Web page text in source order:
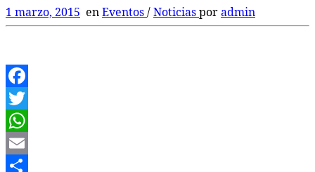
1 marzo, 2015 enEventos/Noticiasporadmin
Facebook
Twitter
WhatsApp
Email